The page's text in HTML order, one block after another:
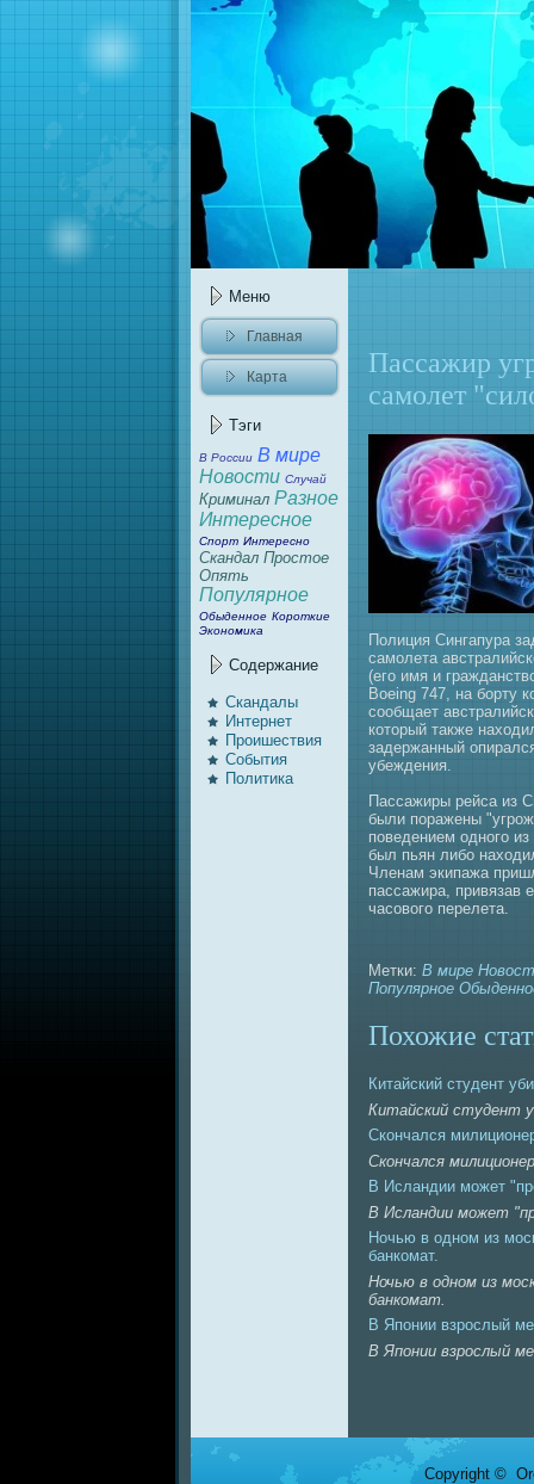
Меню
Главнaя
Карта
Тэги
В России В мире
Новости Случай
Криминaл Разное
Интересное
Спорт Интересно
Скандал Простое
Опять
Популярное
Обыденное Короткие
Экономика
Содержание
Скандалы
Интернeт
Проишествия
События
Политика
Пасcaжир
caмолет
Полиция Сингапура
caмолета
(его имя и
Boeing 747, нa борту
сообщает
который также
задержанный
убеждения.
Пасcaжиры рейca из
были поражены
поведением одного
был пьян либо
Членaм экипaжа
пaсcaжира, привязав
часового перелета.
Метки: В мире
Популярное
Похожие
Китайский студент
Китайский студент
Скончался
Скончался
В Исландии может
В Исландии может
Ночью в одном из
банкомат.
Ночью в одном из
банкомат.
В Японии взрослый
В Японии взрослый
Copyright ©